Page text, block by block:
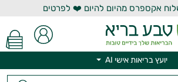
אקספרס מהיום להיום ❤️ לפרטים
יועץ בריאות אישי AI